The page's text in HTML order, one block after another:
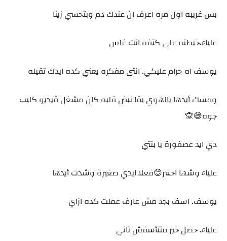
بس غريبه اول مره اعرف ان عندك دم وبتحسي زينا
علياء.خبطته على كتفه انت غلس
يوسف اه حرام عليكي. انتى مفكره يعني كده ايدك تقيله
ومسك أيدها يالهوي بقا نبض قلبه كان مشغل ڤيديو كليب
جوه😅🙊
دي ايد عصفورة يا بنتي
علياء وشها احمر😊فعلا ايدي صغيرة وشدت أيدها
يوسف. اسف بجد مش عارف عملت كده ازاي
علياء. حصل خير متتأسفش تاني